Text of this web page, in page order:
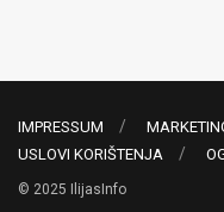
IMPRESSUM
USLOVI KORIŠTENJA
© 2025 IlijasInfo